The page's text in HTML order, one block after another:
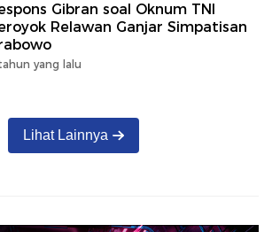
Gibran soal Oknum TNI
Relawan Ganjar Simpatisan
yang lalu
Lihat Lainnya